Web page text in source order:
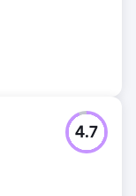
4.7